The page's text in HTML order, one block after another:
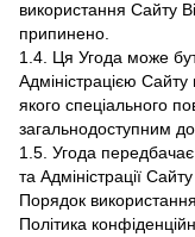
використання Сайту
припинено.
1.4. Ця Угода може
Адміністрацією
якого спеціального
загальнодоступним
1.5. Угода передбачає
та Адміністрації
Порядок
Політика